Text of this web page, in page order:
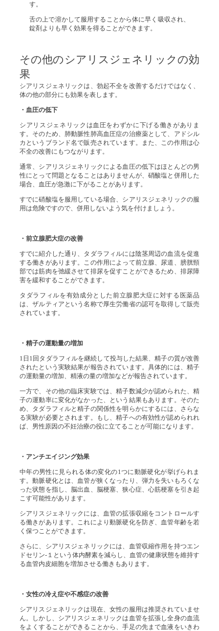
す。
舌の上で溶かして服用することから体に早く吸収され、
錠剤よりも早く効果を得ることができます。
その他のシアリスジェネリックの効
果
シアリスジェネリックは、勃起不全を改善するだけではなく、
体の他の部分にも効果を表します。
・血圧の低下
シアリスジェネリックは血圧をわずかに下げる働きがありま
す。そのため、肺動脈性肺高血圧症の治療薬として、アドシル
カというブランド名で販売されています。また、この作用は心
不全の改善にもつながります。
通常、シアリスジェネリックによる血圧の低下はほとんどの男
性にとって問題となることはありませんが、硝酸塩と併用した
場合、血圧が急激に下がることがあります。
すでに硝酸塩を服用している場合、シアリスジェネリックの服
用は危険ですので、併用しないよう気を付けましょう。
・前立腺肥大症の改善
すでに紹介した通り、タダラフィルには陰茎周辺の血流を促進
する働きがあります。この作用によって前立腺、尿道、膀胱頸
部では筋肉を弛緩させて排尿を促すことができるため、排尿障
害を緩和することができます。
タダラフィルを有効成分とした前立腺肥大症に対する医薬品
は、ザルティアという名称で厚生労働省の認可を取得して販売
されています。
・精子の運動量の増加
1日1回タダラフィルを継続して投与した結果、精子の質が改善
されたという実験結果が報告されています。具体的には、精子
の運動量の増加、精液の量の増加などが報告されています。
一方で、その他の臨床実験では、精子数減少が認められた、精
子の運動率に変化がなかった、という結果もあります。そのた
め、タダラフィルと精子の関係性を明らかにするには、さらな
る実験が必要とされます。もし、精子への有効性が認められれ
ば、男性原因の不妊治療の役に立てることが可能になります。
・アンチエイジング効果
中年の男性に見られる体の変化の1つに動脈硬化が挙げられま
す。動脈硬化とは、血管が狭くなったり、弾力を失いもろくな
った状態を指し、脳出血、脳梗塞、狭心症、心筋梗塞を引き起
こす可能性があります。
シアリスジェネリックには、血管の拡張収縮をコントロールす
る働きがあります。これにより動脈硬化を防ぎ、血管年齢を若
く保つことができます。
さらに、シアリスジェネリックには、血管収縮作用を持つエン
ドセリン-１という体内酵素を減らし、血管の健康状態を維持す
る血管内皮細胞を増加させる働きもあります。
・女性の冷え症や不感症の改善
シアリスジェネリックは現在、女性の服用は推奨されていませ
ん。しかし、シアリスジェネリックは血管を拡張し全身の血流
をよくすることができることから、手足の先まで血液をいきわ